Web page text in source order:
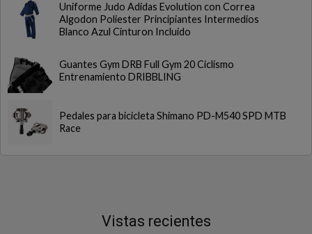
Uniforme Judo Adidas Evolution con Correa
Algodon Poliester Principiantes Intermedios
Blanco Azul Cinturon Incluido
Guantes Gym DRB Full Gym 20 Ciclismo
Entrenamiento DRIBBLING
Pedales para bicicleta Shimano PD-M540 SPD MTB
Race
Vistas recientes